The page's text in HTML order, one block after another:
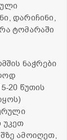
დარიჩინი,
ტომარაში
ნაჭრები
20 წუთის
უკეთ
ამოიღეთ,